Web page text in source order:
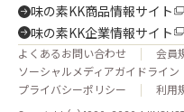
味の素KK商品情報サイト
味の素KK企業情報サイト
よくあるお問い合わせ
会員
ソーシャルメディアガイドライン
プライバシーポリシー
利用